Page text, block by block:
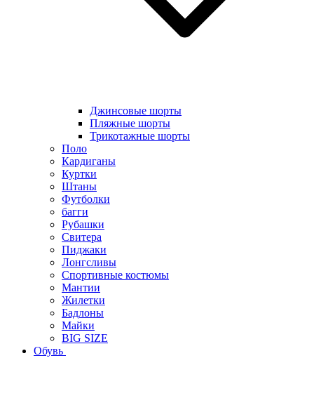
Джинсовые шорты
Пляжные шорты
Трикотажные шорты
Поло
Кардиганы
Куртки
Штаны
Футболки
багги
Рубашки
Свитера
Пиджаки
Лонгсливы
Спортивные костюмы
Мантии
Жилетки
Бадлоны
Майки
BIG SIZE
Обувь